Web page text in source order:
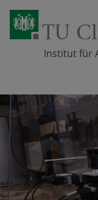
Zum Inhalt springen
Institut für